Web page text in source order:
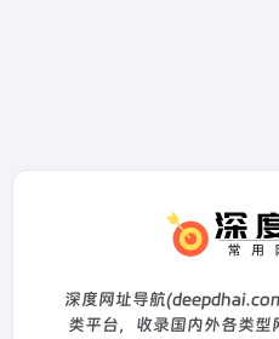
深度网址导航
类平台，收录国内外各类